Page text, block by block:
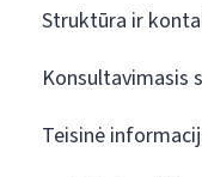
Struktūra ir
Konsultavimasis
Teisinė